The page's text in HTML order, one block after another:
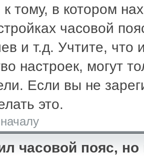
к тому, в котором
часовой
и т.д. Учтите, что
настроек, могут
Если вы не
это.
часовой пояс,